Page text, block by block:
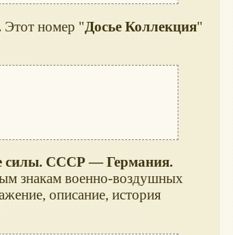
Этот номер "Досье Коллекция"
силы. СССР — Германия.
знакам военно-воздушных
описание, история